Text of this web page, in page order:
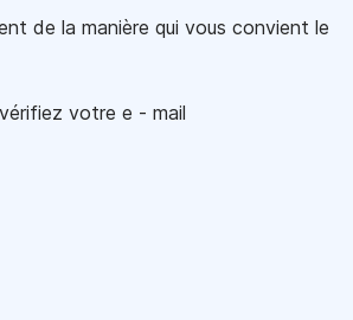
de la manière qui vous convient le
votre e - mail